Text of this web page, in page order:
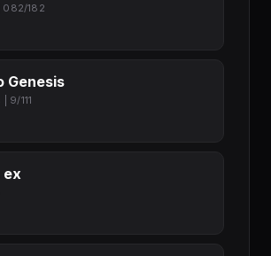
082/182
Genesis
9/111
ex